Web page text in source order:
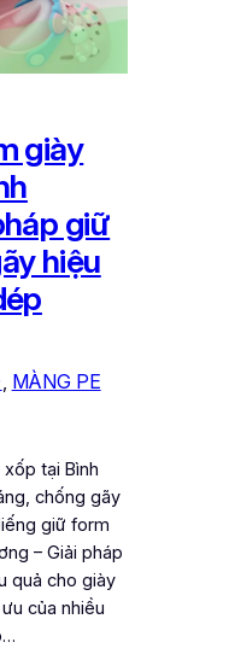
giày
giữ
hiệu
, MÀNG PE
tại Bình
chống gãy
giữ form
– Giải pháp
quả cho giày
của nhiều